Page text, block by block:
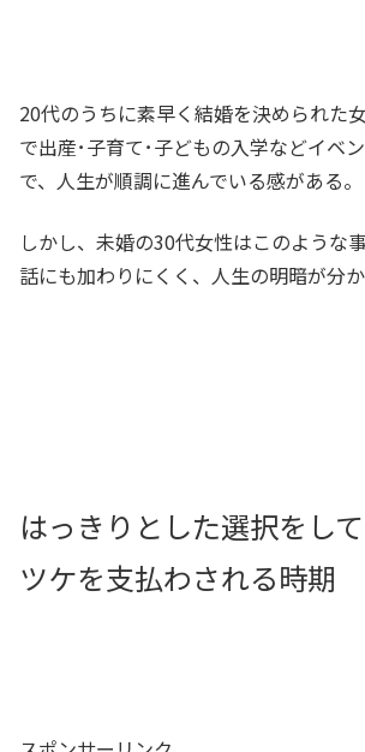
20代のうちに素早く結婚を決められた
で出産･子育て･子どもの入学などイベ
で、人生が順調に進んでいる感がある。
しかし、未婚の30代女性はこのような
話にも加わりにくく、人生の明暗が分か
はっきりとした選択をし
ツケを支払わされる時期